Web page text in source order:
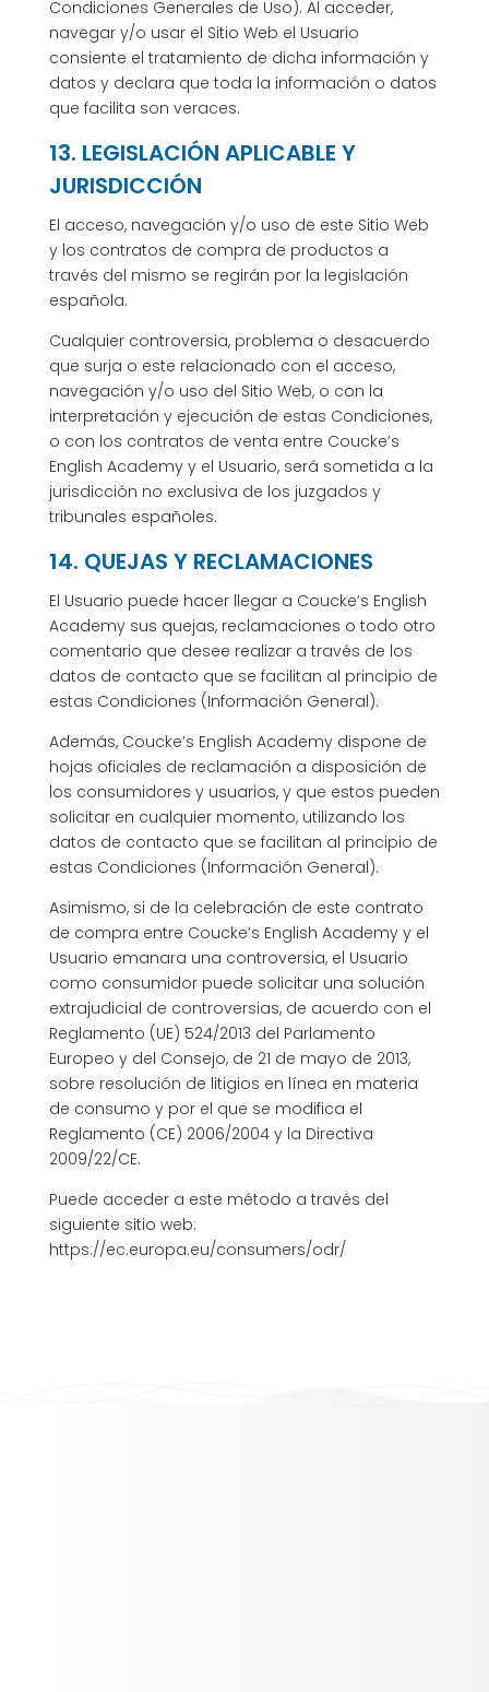
Condiciones Generales de Uso). Al acceder,
navegar y/o usar el Sitio Web el Usuario
consiente el tratamiento de dicha información y
datos y declara que toda la información o datos
que facilita son veraces.
13. LEGISLACIÓN APLICABLE Y
JURISDICCIÓN
El acceso, navegación y/o uso de este Sitio Web
y los contratos de compra de productos a
través del mismo se regirán por la legislación
española.
Cualquier controversia, problema o desacuerdo
que surja o este relacionado con el acceso,
navegación y/o uso del Sitio Web, o con la
interpretación y ejecución de estas Condiciones,
o con los contratos de venta entre Coucke’s
English Academy y el Usuario, será sometida a la
jurisdicción no exclusiva de los juzgados y
tribunales españoles.
14. QUEJAS Y RECLAMACIONES
El Usuario puede hacer llegar a Coucke’s English
Academy sus quejas, reclamaciones o todo otro
comentario que desee realizar a través de los
datos de contacto que se facilitan al principio de
estas Condiciones (Información General).
Además, Coucke’s English Academy dispone de
hojas oficiales de reclamación a disposición de
los consumidores y usuarios, y que estos pueden
solicitar en cualquier momento, utilizando los
datos de contacto que se facilitan al principio de
estas Condiciones (Información General).
Asimismo, si de la celebración de este contrato
de compra entre Coucke’s English Academy y el
Usuario emanara una controversia, el Usuario
como consumidor puede solicitar una solución
extrajudicial de controversias, de acuerdo con el
Reglamento (UE) 524/2013 del Parlamento
Europeo y del Consejo, de 21 de mayo de 2013,
sobre resolución de litigios en línea en materia
de consumo y por el que se modifica el
Reglamento (CE) 2006/2004 y la Directiva
2009/22/CE.
Puede acceder a este método a través del
siguiente sitio web:
https://ec.europa.eu/consumers/odr/